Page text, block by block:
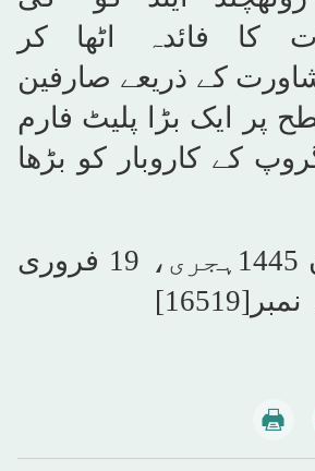
کا فائدہ اٹھا کر
کے ذریعے صارفین
پر ایک بڑا پلیٹ فارم
کے کاروبار کو بڑھا
پیر-09 شعبان 1445ہجری، 19 فروری